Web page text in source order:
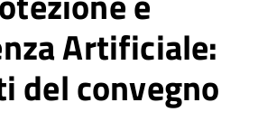
Artificiale:
del convegno